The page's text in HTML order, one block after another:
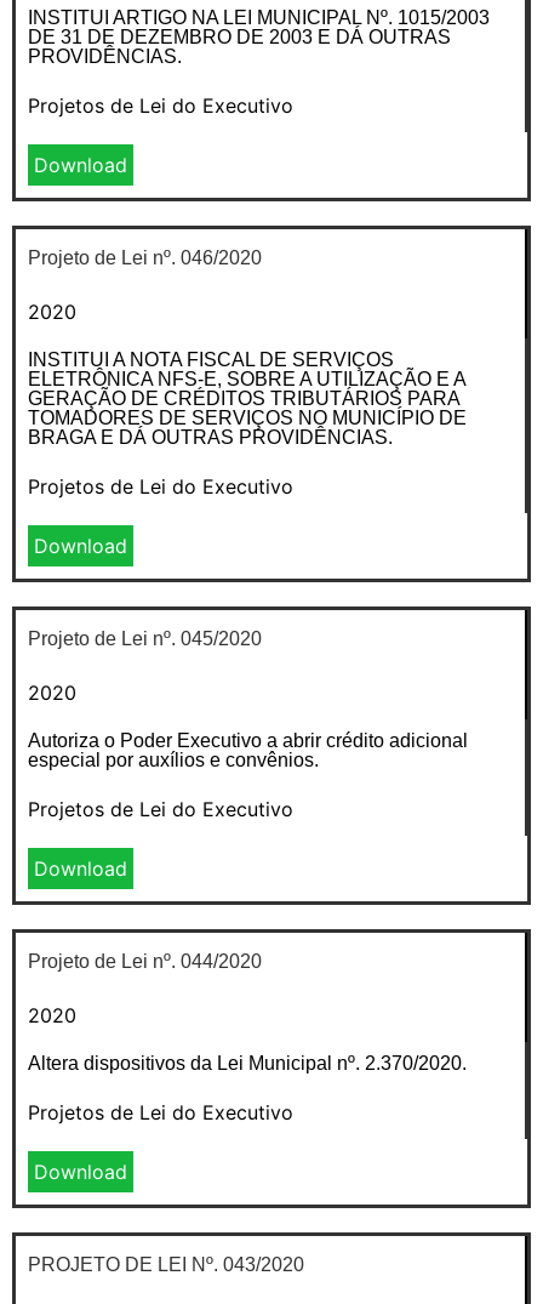
INSTITUI ARTIGO NA LEI MUNICIPAL Nº. 1015/2003
DE 31 DE DEZEMBRO DE 2003 E DÁ OUTRAS
PROVIDÊNCIAS.
Projetos de Lei do Executivo
Download
Projeto de Lei nº. 046/2020
2020
INSTITUI A NOTA FISCAL DE SERVIÇOS
ELETRÔNICA NFS-E, SOBRE A UTILIZAÇÃO E A
GERAÇÃO DE CRÉDITOS TRIBUTÁRIOS PARA
TOMADORES DE SERVIÇOS NO MUNICÍPIO DE
BRAGA E DÁ OUTRAS PROVIDÊNCIAS.
Projetos de Lei do Executivo
Download
Projeto de Lei nº. 045/2020
2020
Autoriza o Poder Executivo a abrir crédito adicional
especial por auxílios e convênios.
Projetos de Lei do Executivo
Download
Projeto de Lei nº. 044/2020
2020
Altera dispositivos da Lei Municipal nº. 2.370/2020.
Projetos de Lei do Executivo
Download
PROJETO DE LEI Nº. 043/2020